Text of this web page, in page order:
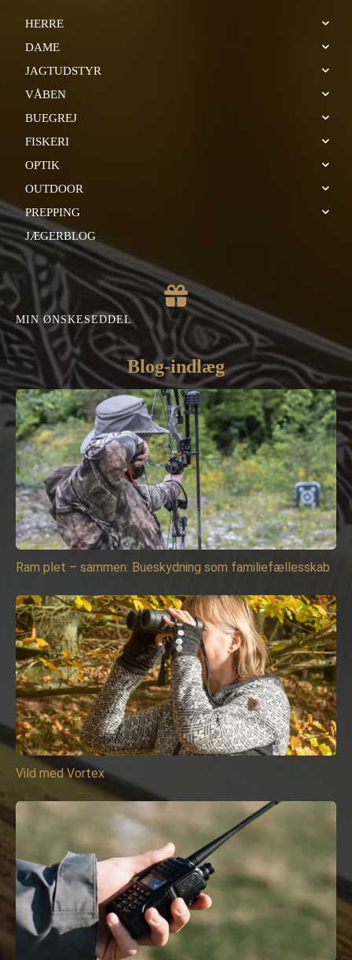
HERRE
DAME
JAGTUDSTYR
VÅBEN
BUEGREJ
FISKERI
OPTIK
OUTDOOR
PREPPING
JÆGERBLOG
MIN ØNSKESEDDEL
Blog-indlæg
Ram plet – sammen: Bueskydning som familiefællesskab
Vild med Vortex